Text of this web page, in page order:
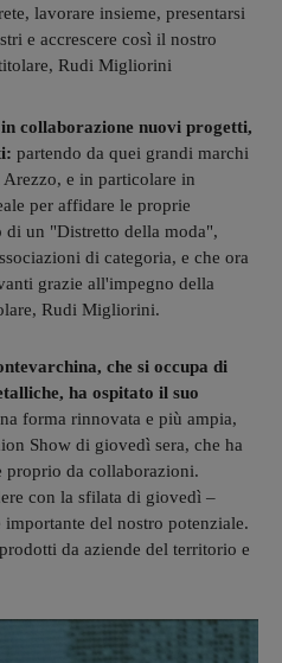
lavorare insieme, presentarsi
e accrescere così il nostro
Rudi Migliorini
collaborazione nuovi progetti,
partendo da quei grandi marchi
e in particolare in
per affidare le proprie
di un "Distretto della moda",
di categoria, e che ora
grazie all'impegno della
Rudi Migliorini.
che si occupa di
ha ospitato il suo
forma rinnovata e più ampia,
Show di giovedì sera, che ha
proprio da collaborazioni.
con la sfilata di giovedì –
del nostro potenziale.
da aziende del territorio e